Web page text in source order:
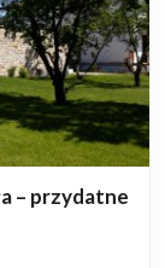
– przydatne